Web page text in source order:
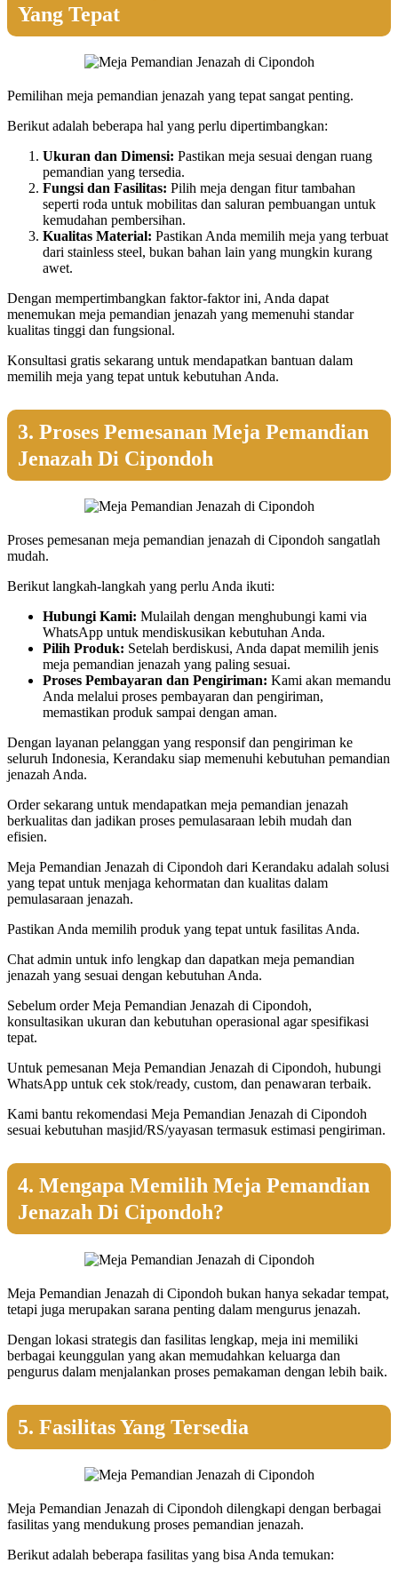
Yang Tepat
Pemilihan meja pemandian jenazah yang tepat sangat penting.
Berikut adalah beberapa hal yang perlu dipertimbangkan:
Ukuran dan Dimensi: Pastikan meja sesuai dengan ruang
pemandian yang tersedia.
Fungsi dan Fasilitas: Pilih meja dengan fitur tambahan
seperti roda untuk mobilitas dan saluran pembuangan untuk
kemudahan pembersihan.
Kualitas Material: Pastikan Anda memilih meja yang terbuat
dari stainless steel, bukan bahan lain yang mungkin kurang
awet.
Dengan mempertimbangkan faktor-faktor ini, Anda dapat
menemukan meja pemandian jenazah yang memenuhi standar
kualitas tinggi dan fungsional.
Konsultasi gratis sekarang untuk mendapatkan bantuan dalam
memilih meja yang tepat untuk kebutuhan Anda.
3. Proses Pemesanan Meja Pemandian
Jenazah Di Cipondoh
Proses pemesanan meja pemandian jenazah di Cipondoh sangatlah
mudah.
Berikut langkah-langkah yang perlu Anda ikuti:
Hubungi Kami: Mulailah dengan menghubungi kami via
WhatsApp untuk mendiskusikan kebutuhan Anda.
Pilih Produk: Setelah berdiskusi, Anda dapat memilih jenis
meja pemandian jenazah yang paling sesuai.
Proses Pembayaran dan Pengiriman: Kami akan memandu
Anda melalui proses pembayaran dan pengiriman,
memastikan produk sampai dengan aman.
Dengan layanan pelanggan yang responsif dan pengiriman ke
seluruh Indonesia, Kerandaku siap memenuhi kebutuhan pemandian
jenazah Anda.
Order sekarang untuk mendapatkan meja pemandian jenazah
berkualitas dan jadikan proses pemulasaraan lebih mudah dan
efisien.
Meja Pemandian Jenazah di Cipondoh dari Kerandaku adalah solusi
yang tepat untuk menjaga kehormatan dan kualitas dalam
pemulasaraan jenazah.
Pastikan Anda memilih produk yang tepat untuk fasilitas Anda.
Chat admin untuk info lengkap dan dapatkan meja pemandian
jenazah yang sesuai dengan kebutuhan Anda.
Sebelum order Meja Pemandian Jenazah di Cipondoh,
konsultasikan ukuran dan kebutuhan operasional agar spesifikasi
tepat.
Untuk pemesanan Meja Pemandian Jenazah di Cipondoh, hubungi
WhatsApp untuk cek stok/ready, custom, dan penawaran terbaik.
Kami bantu rekomendasi Meja Pemandian Jenazah di Cipondoh
sesuai kebutuhan masjid/RS/yayasan termasuk estimasi pengiriman.
4. Mengapa Memilih Meja Pemandian
Jenazah Di Cipondoh?
Meja Pemandian Jenazah di Cipondoh bukan hanya sekadar tempat,
tetapi juga merupakan sarana penting dalam mengurus jenazah.
Dengan lokasi strategis dan fasilitas lengkap, meja ini memiliki
berbagai keunggulan yang akan memudahkan keluarga dan
pengurus dalam menjalankan proses pemakaman dengan lebih baik.
5. Fasilitas Yang Tersedia
Meja Pemandian Jenazah di Cipondoh dilengkapi dengan berbagai
fasilitas yang mendukung proses pemandian jenazah.
Berikut adalah beberapa fasilitas yang bisa Anda temukan: